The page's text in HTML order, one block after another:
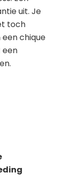
uit. Je
toch
chique
een